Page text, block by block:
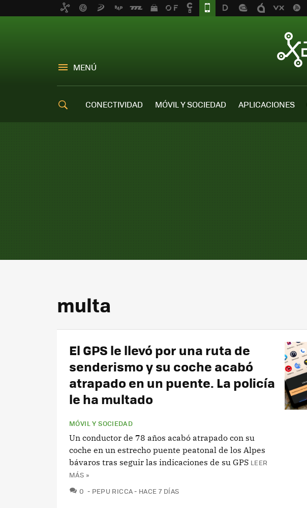
MENÚ
CONECTIVIDAD MÓVIL Y SOCIEDAD APLICACIONES
multa
El GPS le llevó por una ruta de
senderismo y su coche acabó
atrapado en un puente. La policía
le ha multado
MÓVIL Y SOCIEDAD
Un conductor de 78 años acabó atrapado con su
coche en un estrecho puente peatonal de los Alpes
bávaros tras seguir las indicaciones de su GPS LEER
MÁS »
0 COMENTARIOS
PEPU RICCA HACE 7 DÍAS